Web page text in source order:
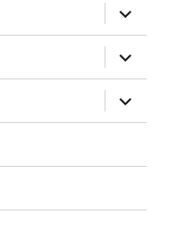
expand
child
menu
expand
child
menu
expand
child
menu